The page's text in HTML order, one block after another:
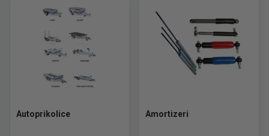
Autoprikolice Amortizeri